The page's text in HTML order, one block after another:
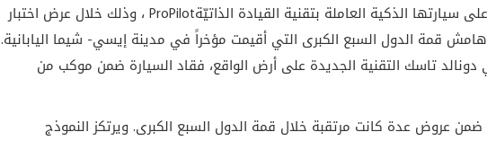
الذكية العاملة بتقنية القيادة الذاتيّةProPilot، وذلك خلال عرض اختبار
قمة الدول السبع الكبرى التي أقيمت مؤخراً في مدينة إيسي- شيما اليابانية.
دونالد تاسك التقنية الجديدة على أرض الواقع، فقاد السيارة ضمن موكب من
ضمن عروض عدة كانت مرتقبة خلال قمة الدول السبع الكبرى. ويرتكز النموذج